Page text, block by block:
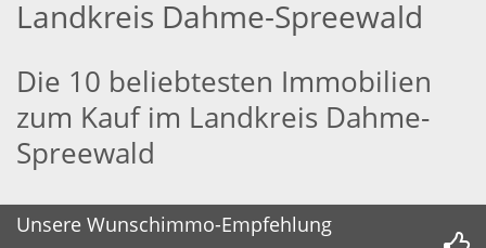
Landkreis Dahme-Spreewald
Die 10 beliebtesten Immobilien
zum Kauf im Landkreis Dahme-
Spreewald
Unsere Wunschimmo-Empfehlung